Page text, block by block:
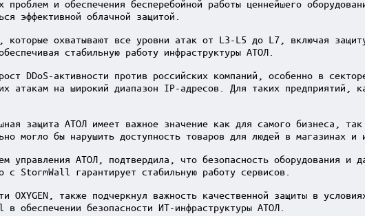
и обеспечения бесперебойной работы ценнейшего
эффективной облачной защитой.
которые охватывают все уровни атак от L3-L5 до L7, включая
стабильную работу инфраструктуры АТОЛ.
DDoS-активности против российских компаний, особенно в
атакам на широкий диапазон IP-адресов. Для таких предприятий,
защита АТОЛ имеет важное значение как для самого бизнеса,
могло бы нарушить доступность товаров для людей в магазинах и
управления АТОЛ, подтвердила, что безопасность оборудования и
StormWall гарантирует стабильную работу сервисов.
OXYGEN, также подчеркнул важность качественной защиты в
обеспечении безопасности ИТ-инфраструктуры АТОЛ.